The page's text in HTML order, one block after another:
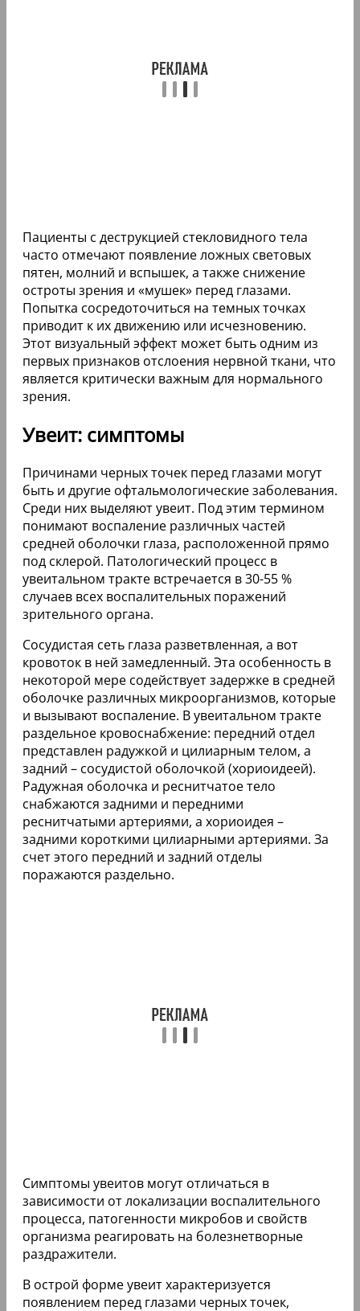
Пациенты с деструкцией стекловидного тела
часто отмечают появление ложных световых
пятен, молний и вспышек, а также снижение
остроты зрения и «мушек» перед глазами.
Попытка сосредоточиться на темных точках
приводит к их движению или исчезновению.
Этот визуальный эффект может быть одним из
первых признаков отслоения нервной ткани, что
является критически важным для нормального
зрения.
Увеит: симптомы
Причинами черных точек перед глазами могут
быть и другие офтальмологические заболевания.
Среди них выделяют увеит. Под этим термином
понимают воспаление различных частей
средней оболочки глаза, расположенной прямо
под склерой. Патологический процесс в
увеитальном тракте встречается в 30-55 %
случаев всех воспалительных поражений
зрительного органа.
Сосудистая сеть глаза разветвленная, а вот
кровоток в ней замедленный. Эта особенность в
некоторой мере содействует задержке в средней
оболочке различных микроорганизмов, которые
и вызывают воспаление. В увеитальном тракте
раздельное кровоснабжение: передний отдел
представлен радужкой и цилиарным телом, а
задний – сосудистой оболочкой (хориоидеей).
Радужная оболочка и реснитчатое тело
снабжаются задними и передними
реснитчатыми артериями, а хориоидея –
задними короткими цилиарными артериями. За
счет этого передний и задний отделы
поражаются раздельно.
Симптомы увеитов могут отличаться в
зависимости от локализации воспалительного
процесса, патогенности микробов и свойств
организма реагировать на болезнетворные
раздражители.
В острой форме увеит характеризуется
появлением перед глазами черных точек,